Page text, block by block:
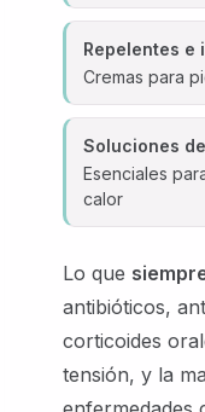
Repelentes e
Cremas para
Soluciones
Esenciales
calor
Lo que
antibióticos,
corticoides
tensión, y la